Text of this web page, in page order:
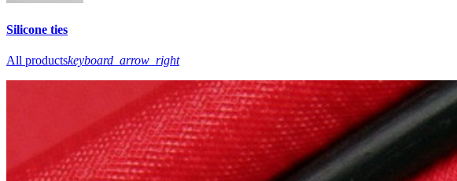
Silicone ties
All productskeyboard_arrow_right